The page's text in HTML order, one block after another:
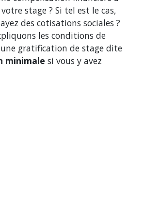
stage ? Si tel est le cas,
des cotisations sociales ?
les conditions de
gratification de stage dite
minimale si vous y avez